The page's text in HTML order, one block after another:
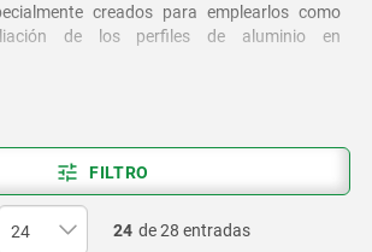
creados para emplearlos como
de los perfiles de aluminio en
un uso aún más versátil de los perfiles de
FILTRO
24 de 28 entradas